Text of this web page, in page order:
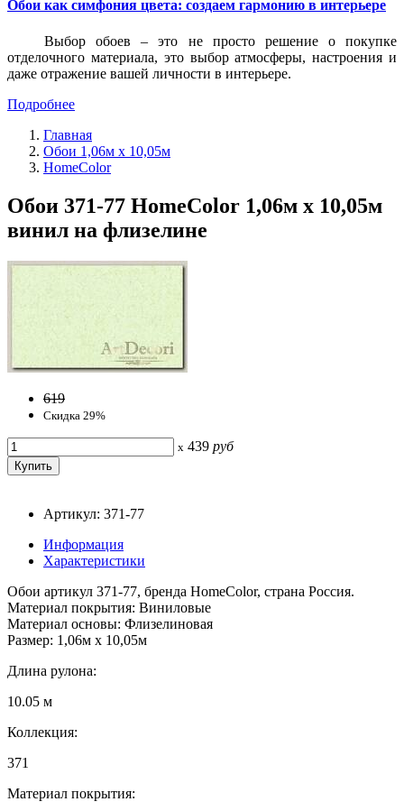
Обои как симфония цвета: создаем гармонию в интерьере
Выбор обоев – это не просто решение о покупке
отделочного материала, это выбор атмосферы, настроения и
даже отражение вашей личности в интерьере.
Подробнее
Главная
Обои 1,06м х 10,05м
HomeColor
Обои 371-77 HomeColor 1,06м х 10,05м
винил на флизелине
619
Скидка 29%
x 439 руб
Артикул: 371-77
Информация
Характеристики
Обои артикул 371-77, бренда HomeColor, страна Россия.
Материал покрытия: Виниловые
Материал основы: Флизелиновая
Размер: 1,06м х 10,05м
Длина рулона:
10.05 м
Коллекция:
371
Материал покрытия: